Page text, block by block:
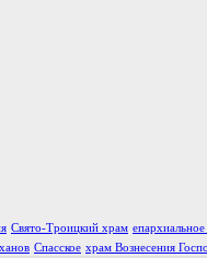
Свято-Троицкий храм
Спасское храм Вознесения